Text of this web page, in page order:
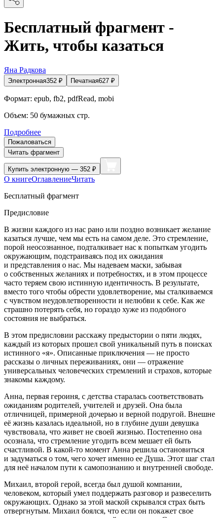
Бесплатный фрагмент -
Жить, чтобы казаться
Яна Радкова
Электронная352 ₽ Печатная627 ₽
Формат: epub, fb2, pdfRead, mobi
Объем: 50 бумажных стр.
Подробнее
Пожаловаться
Читать фрагмент
Купить электронную — 352 ₽
О книгеОглавлениеЧитать
Бесплатный фрагмент
Предисловие
В жизни каждого из нас рано или поздно возникает желание
казаться лучше, чем мы есть на самом деле. Это стремление,
порой неосознанное, подталкивает нас к попыткам угодить
окружающим, подстраиваясь под их ожидания
и представления о нас. Мы надеваем маски, забывая
о собственных желаниях и потребностях, и в этом процессе
часто теряем свою истинную идентичность. В результате,
вместо того чтобы обрести удовлетворение, мы сталкиваемся
с чувством неудовлетворенности и нелюбви к себе. Как же
страшно потерять себя, но гораздо хуже из подобного
состояния не выбраться.
В этом предисловии расскажу предыстории о пяти людях,
каждый из которых прошел свой уникальный путь в поисках
истинного «я». Описанные приключения — не просто
рассказы о личных переживаниях, они — отражение
универсальных человеческих стремлений и страхов, которые
знакомы каждому.
Анна, первая героиня, с детства старалась соответствовать
ожиданиям родителей, учителей и друзей. Она была
отличницей, примерной дочерью и верной подругой. Внешне
её жизнь казалась идеальной, но в глубине души девушка
чувствовала, что живет не своей жизнью. Постепенно она
осознала, что стремление угодить всем мешает ей быть
счастливой. В какой-то момент Анна решила остановиться
и задуматься о том, чего хочет именно ее Душа. Этот шаг стал
для неё началом пути к самопознанию и внутренней свободе.
Михаил, второй герой, всегда был душой компании,
человеком, который умел поддержать разговор и развеселить
окружающих. Однако за этой маской скрывался страх быть
отвергнутым. Михаил боялся, что если он покажет свое